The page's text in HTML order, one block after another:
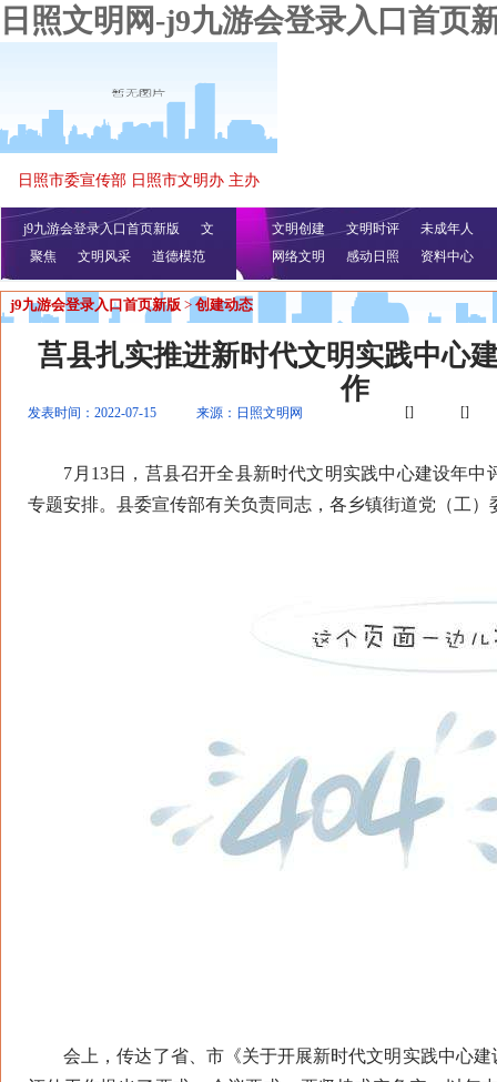
日照文明网-j9九游会登录入口首页
日照市委宣传部 日照市文明办 主办
j9九游会登录入口首页新版
文
明播报
公益视频
聚焦 文明风采 道德模范
文明创建 文明时评
未成年人
网络文明
感动日照 资料中心
j9九游会登录入口首页新版 > 创建动态
莒县扎实推进新时代文明实践中心
作
发表时间：2022-07-15 来源：日照文明网 [] []
7月13日，莒县召开全县新时代文明实践中心建设年中
专题安排。县委宣传部有关负责同志，各乡镇街道党（工）
会上，传达了省、市《关于开展新时代文明实践中心建